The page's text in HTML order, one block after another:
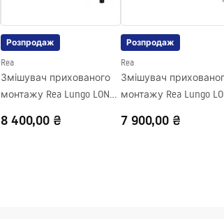
Розпродаж
Rea
Змішувач прихованого
монтажу Rea Lungo LONG
8 400,00 ₴
Розпродаж
Rea
Змішувач
монтажу Rea Lungo
7 900,00 ₴